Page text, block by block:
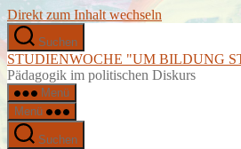
Direkt zum Inhalt wechseln
Suchen
STUDIENWOCHE "UM BILDUNG
Pädagogik im politischen Diskurs
Menü
Menü
Suchen